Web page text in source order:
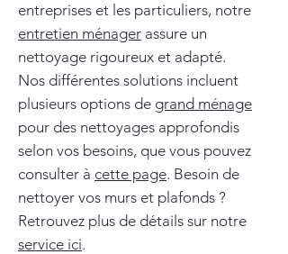
entreprises et les particuliers, notre
entretien ménager assure un
nettoyage rigoureux et adapté.
Nos différentes solutions incluent
plusieurs options de grand ménage
pour des nettoyages approfondis
selon vos besoins, que vous pouvez
consulter à cette page. Besoin de
nettoyer vos murs et plafonds ?
Retrouvez plus de détails sur notre
service ici.